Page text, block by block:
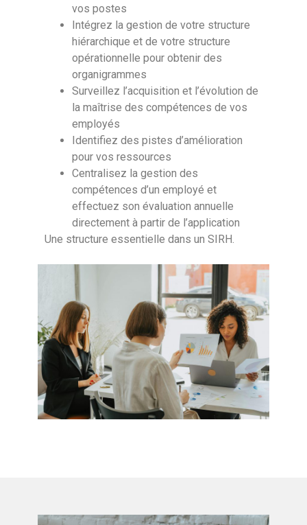
vos postes
Intégrez la gestion de votre structure
hiérarchique et de votre structure
opérationnelle pour obtenir des
organigrammes
Surveillez l’acquisition et l’évolution de
la maîtrise des compétences de vos
employés
Identifiez des pistes d’amélioration
pour vos ressources
Centralisez la gestion des
compétences d’un employé et
effectuez son évaluation annuelle
directement à partir de l’application
Une structure essentielle dans un SIRH.